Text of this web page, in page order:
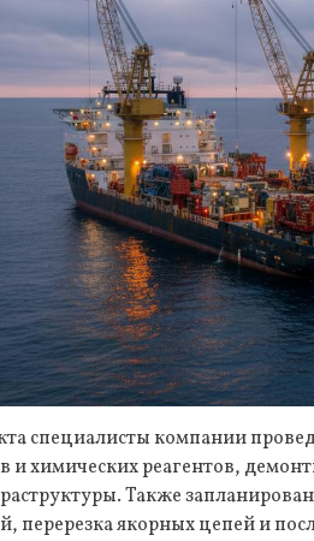
специалисты компании
и химических реагентов,
Также
перерезка якорных цепей и